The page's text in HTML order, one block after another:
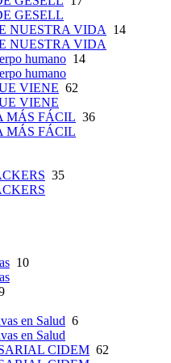
GESELL
NUESTRA VIDA 14
NUESTRA VIDA
humano 14
humano
VIENE 62
VIENE
MÁS FÁCIL 36
MÁS FÁCIL
35
10
en Salud 6
en Salud
CIDEM 62